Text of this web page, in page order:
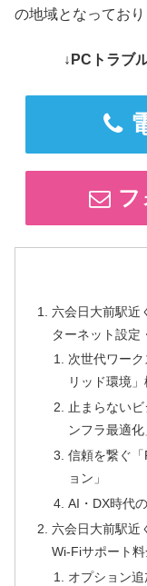
の地域となっており
↓PCトラブ
フ
六会日大前駅近
ターネット設定
次世代ワー
リッド環境
止まらない
ンフラ最適化
信頼を繋ぐ
ョン」
AI・DX時代
六会日大前駅近
Wi-Fiサポート料
オプション追